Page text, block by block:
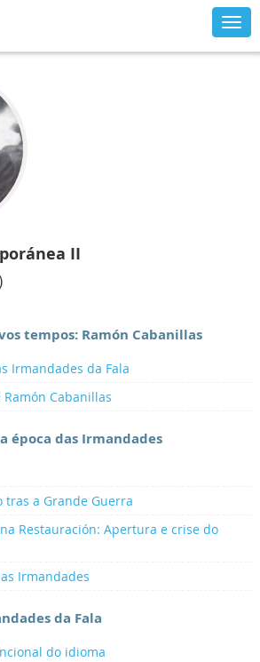
II
tempos: Ramón Cabanillas
Irmandades da Fala
Cabanillas
época das Irmandades
tras a Grande Guerra
Restauración: Apertura e crise do
Irmandades
da Fala
do idioma